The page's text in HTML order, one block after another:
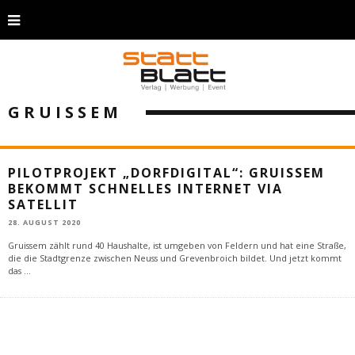
GRUISSEM
PILOTPROJEKT „DORFDIGITAL“: GRUISSEM
BEKOMMT SCHNELLES INTERNET VIA
SATELLIT
28. AUGUST 2020
Gruissem zählt rund 40 Haushalte, ist umgeben von Feldern und hat eine Straße,
die die Stadtgrenze zwischen Neuss und Grevenbroich bildet. Und jetzt kommt
das ...